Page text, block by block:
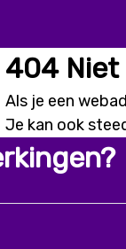
404 Niet
Als je een
Je kan ook